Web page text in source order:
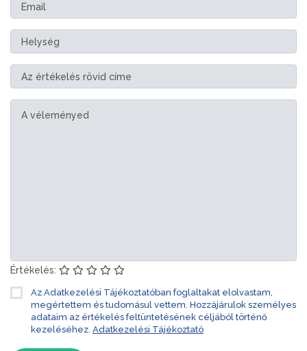
Értékelés:
Az Adatkezelési Tájékoztatóban foglaltakat elolvastam,
megértettem és tudomásul vettem. Hozzájárulok személyes
adataim az értékelés feltüntetésének céljából történő
kezeléséhez. Adatkezelési Tájékoztató